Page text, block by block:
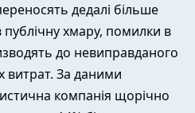
дедалі більше
хмару, помилки в
до невиправданого
витрат. За даними
компанія щорічно